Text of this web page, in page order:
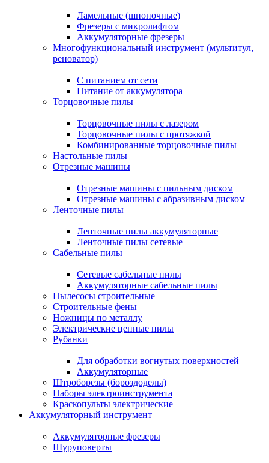
Ламельные (шпоночные)
Фрезеры с микролифтом
Аккумуляторные фрезеры
Многофункциональный инструмент (мультитул,
реноватор)
С питанием от сети
Питание от аккумулятора
Торцовочные пилы
Торцовочные пилы с лазером
Торцовочные пилы с протяжкой
Комбинированные торцовочные пилы
Настольные пилы
Отрезные машины
Отрезные машины с пильным диском
Отрезные машины с абразивным диском
Ленточные пилы
Ленточные пилы аккумуляторные
Ленточные пилы сетевые
Сабельные пилы
Сетевые сабельные пилы
Аккумуляторные сабельные пилы
Пылесосы строительные
Строительные фены
Ножницы по металлу
Электрические цепные пилы
Рубанки
Для обработки вогнутых поверхностей
Аккумуляторные
Штроборезы (бороздоделы)
Наборы электроинструмента
Краскопульты электрические
Аккумуляторный инструмент
Аккумуляторные фрезеры
Шуруповерты